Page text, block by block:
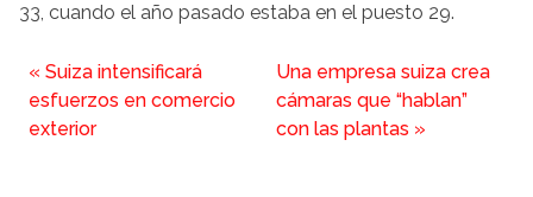
33, cuando el año pasado estaba en el puesto 29.
« Suiza intensificará
esfuerzos en comercio
exterior
Una empresa suiza crea
cámaras que “hablan”
con las plantas »